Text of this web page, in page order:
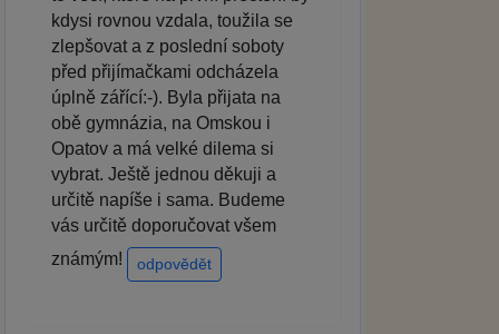
kdysi rovnou vzdala, toužila se
zlepšovat a z poslední soboty
před přijímačkami odcházela
úplně zářící:-). Byla přijata na
obě gymnázia, na Omskou i
Opatov a má velké dilema si
vybrat. Ještě jednou děkuji a
určitě napíše i sama. Budeme
vás určitě doporučovat všem
známým!
odpovědět